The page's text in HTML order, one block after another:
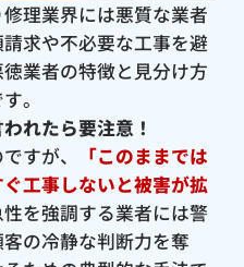
理業界には悪質な業者
求や不必要な工事を避
業者の特徴と見分け方
。
れたら要注意！
すが、
「このままでは
工事しないと被害が拡
を強調する業者には警
の冷静な判断力を奪